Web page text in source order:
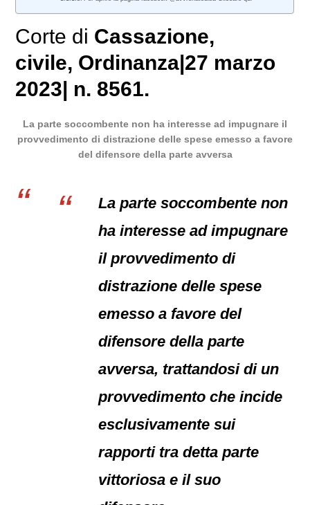
Corte di Cassazione,
civile, Ordinanza|27 marzo
2023| n. 8561.
La parte soccombente non ha interesse ad impugnare il
provvedimento di distrazione delle spese emesso a favore
del difensore della parte avversa
La parte soccombente non
ha interesse ad impugnare
il provvedimento di
distrazione delle spese
emesso a favore del
difensore della parte
avversa, trattandosi di un
provvedimento che incide
esclusivamente sui
rapporti tra detta parte
vittoriosa e il suo